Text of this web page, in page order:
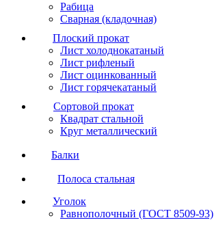
Рабица
Сварная (кладочная)
Плоский прокат
Лист холоднокатаный
Лист рифленый
Лист оцинкованный
Лист горячекатаный
Сортовой прокат
Квадрат стальной
Круг металлический
Балки
Полоса стальная
Уголок
Равнополочный (ГОСТ 8509-93)